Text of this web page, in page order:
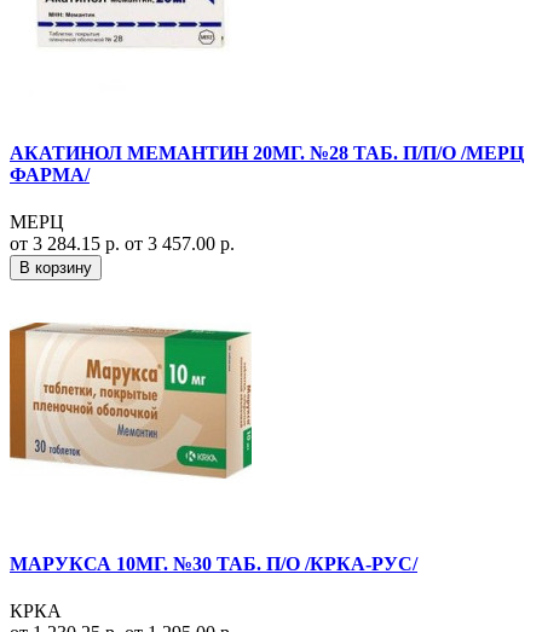
АКАТИНОЛ МЕМАНТИН 20МГ. №28 ТАБ. П/П/О /МЕРЦ
ФАРМА/
МЕРЦ
от 3 284.15 р. от 3 457.00 р.
В корзину
МАРУКСА 10МГ. №30 ТАБ. П/О /КРКА-РУС/
КРКА